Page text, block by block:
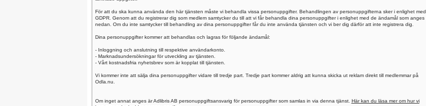
För att du ska kunna använda den här tjänsten måste vi behandla vissa personuppgifter. Behandlingen av personuppgifterna sker i enlighet med
GDPR. Genom att du registrerar dig som medlem samtycker du till att vi får behandla dina personuppgifter i enlighet med de ändamål som anges
nedan. Om du inte samtycker till behandling av dina personuppgifter får du inte använda tjänsten och vi ber dig därför att inte registrera dig.
Dina personuppgifter kommer att behandlas och lagras för följande ändamål:
- Inloggning och anslutning till respektive användarkonto.
- Marknadsundersökningar för utveckling av tjänsten.
- Vårt kostnadsfria nyhetsbrev som är kopplat till tjänsten.
Vi kommer inte att sälja dina personuppgifter vidare till tredje part. Tredje part kommer aldrig att kunna skicka ut reklam direkt till medlemmar på
Odla.nu.
Om inget annat anges är Adlibris AB personuppgiftsansvarig för personuppgifter som samlas in via denna tjänst. Här kan du läsa mer om hur vi